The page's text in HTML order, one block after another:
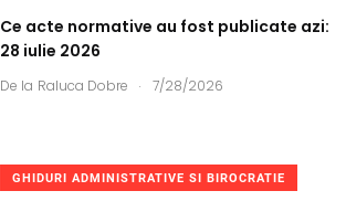
Ce acte normative au fost publicate azi:
28 iulie 2026
De la Raluca Dobre . 7/28/2026
GHIDURI ADMINISTRATIVE SI BIROCRATIE